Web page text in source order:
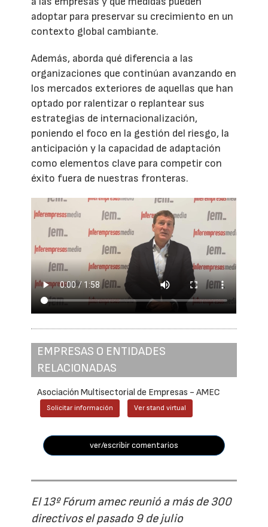
adoptar para preservar su crecimiento en un
contexto global cambiante.
Además, aborda qué diferencia a las
organizaciones que continúan avanzando en
los mercados exteriores de aquellas que han
optado por ralentizar o replantear sus
estrategias de internacionalización,
poniendo el foco en la gestión del riesgo, la
anticipación y la capacidad de adaptación
como elementos clave para competir con
éxito fuera de nuestras fronteras.
EMPRESAS O ENTIDADES
RELACIONADAS
Asociación Multisectorial de Empresas - AMEC
Solicitar información Ver stand virtual
ver/escribir comentarios
El 13º Fórum amec reunió a más de 300
directivos el pasado 9 de julio